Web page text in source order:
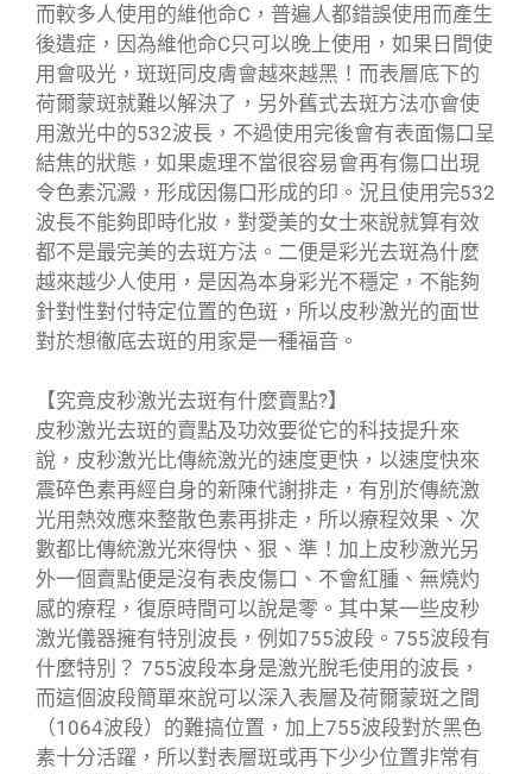
而較多人使用的維他命C，普遍人都錯誤使用而產生
後遺症，因為維他命C只可以晚上使用，如果日間使
用會吸光，斑斑同皮膚會越來越黑！而表層底下的
荷爾蒙斑就難以解決了，另外舊式去斑方法亦會使
用激光中的532波長，不過使用完後會有表面傷口呈
結焦的狀態，如果處理不當很容易會再有傷口出現
令色素沉澱，形成因傷口形成的印。況且使用完532
波長不能夠即時化妝，對愛美的女士來說就算有效
都不是最完美的去斑方法。二便是彩光去斑為什麼
越來越少人使用，是因為本身彩光不穩定，不能夠
針對性對付特定位置的色斑，所以皮秒激光的面世
對於想徹底去斑的用家是一種福音。
【究竟皮秒激光去斑有什麼賣點?】
皮秒激光去斑的賣點及功效要從它的科技提升來
說，皮秒激光比傳統激光的速度更快，以速度快來
震碎色素再經自身的新陳代謝排走，有別於傳統激
光用熱效應來整散色素再排走，所以療程效果、次
數都比傳統激光來得快、狠、準！加上皮秒激光另
外一個賣點便是沒有表皮傷口、不會紅腫、無燒灼
感的療程，復原時間可以說是零。其中某一些皮秒
激光儀器擁有特別波長，例如755波段。755波段有
什麼特別？ 755波段本身是激光脫毛使用的波長，
而這個波段簡單來說可以深入表層及荷爾蒙斑之間
（1064波段）的難搞位置，加上755波段對於黑色
素十分活躍，所以對表層斑或再下少少位置非常有